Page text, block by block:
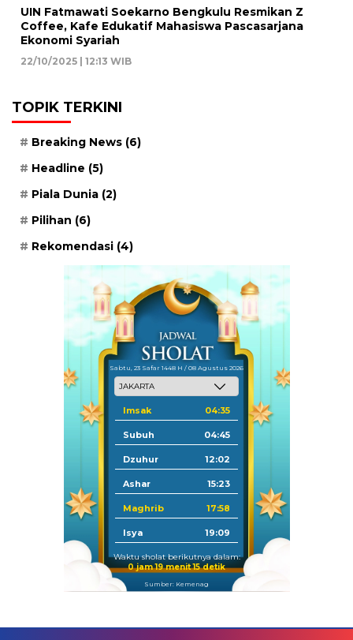
UIN Fatmawati Soekarno Bengkulu Resmikan Z
Coffee, Kafe Edukatif Mahasiswa Pascasarjana
Ekonomi Syariah
22/10/2025 | 12:13 WIB
TOPIK TERKINI
Breaking News (6)
Headline (5)
Piala Dunia (2)
Pilihan (6)
Rekomendasi (4)
Sabtu, 23 Safar 1448 H / 08 Agustus 2026
Imsak 04:35
Subuh 04:45
Dzuhur 12:02
Ashar 15:23
Maghrib 17:58
Isya 19:09
Waktu sholat berikutnya dalam:
0 jam 19 menit 15 detik
Sumber: Kemenag